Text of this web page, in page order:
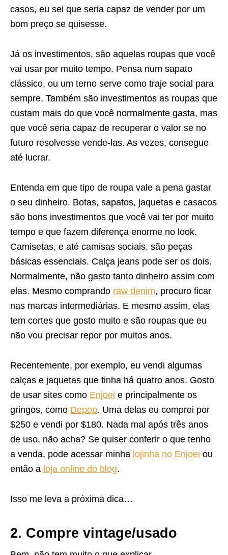
casos, eu sei que seria capaz de vender por um
bom preço se quisesse.
Já os investimentos, são aquelas roupas que você
vai usar por muito tempo. Pensa num sapato
clássico, ou um terno serve como traje social para
sempre. Também são investimentos as roupas que
custam mais do que você normalmente gasta, mas
que você seria capaz de recuperar o valor se no
futuro resolvesse vende-las. As vezes, consegue
até lucrar.
Entenda em que tipo de roupa vale a pena gastar
o seu dinheiro. Botas, sapatos, jaquetas e casacos
são bons investimentos que você vai ter por muito
tempo e que fazem diferença enorme no look.
Camisetas, e até camisas sociais, são peças
básicas essenciais. Calça jeans pode ser os dois.
Normalmente, não gasto tanto dinheiro assim com
elas. Mesmo comprando raw denim, procuro ficar
nas marcas intermediárias. E mesmo assim, elas
tem cortes que gosto muito e são roupas que eu
não vou precisar repor por muitos anos.
Recentemente, por exemplo, eu vendi algumas
calças e jaquetas que tinha há quatro anos. Gosto
de usar sites como Enjoei e principalmente os
gringos, como Depop. Uma delas eu comprei por
$250 e vendi por $180. Nada mal após três anos
de uso, não acha? Se quiser conferir o que tenho
a venda, pode acessar minha lojinha no Enjoei ou
então a loja online do blog.
Isso me leva a próxima dica…
2. Compre vintage/usado